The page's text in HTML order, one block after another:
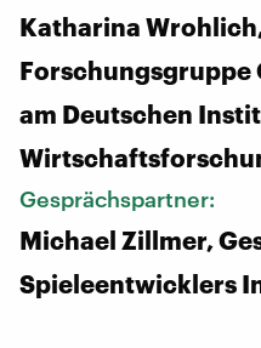
Katharina
Forschungsgruppe
am Deutschen
Gesprächspartner:
Michael Zillmer,
Spieleentwicklers